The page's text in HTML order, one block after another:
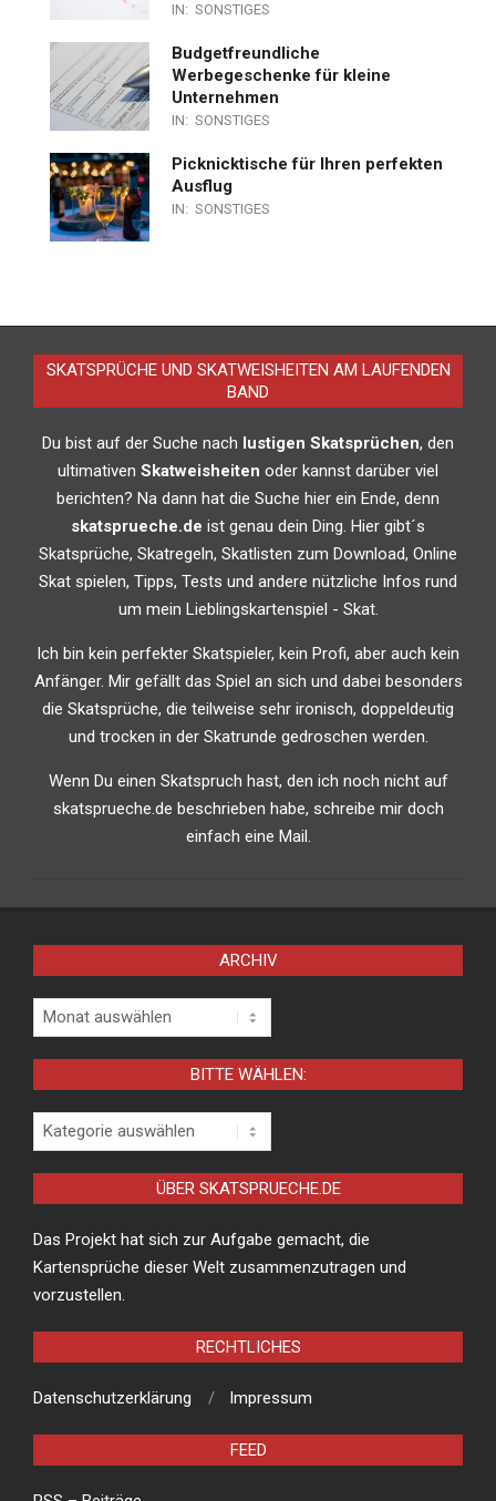
IN: SONSTIGES
Budgetfreundliche
Werbegeschenke für kleine
Unternehmen
IN: SONSTIGES
Picknicktische für Ihren perfekten
Ausflug
IN: SONSTIGES
SKATSPRÜCHE UND SKATWEISHEITEN AM LAUFENDEN
BAND
Du bist auf der Suche nach lustigen Skatsprüchen, den
ultimativen Skatweisheiten oder kannst darüber viel
berichten? Na dann hat die Suche hier ein Ende, denn
skatsprueche.de ist genau dein Ding. Hier gibt´s
Skatsprüche, Skatregeln, Skatlisten zum Download, Online
Skat spielen, Tipps, Tests und andere nützliche Infos rund
um mein Lieblingskartenspiel - Skat.
Ich bin kein perfekter Skatspieler, kein Profi, aber auch kein
Anfänger. Mir gefällt das Spiel an sich und dabei besonders
die Skatsprüche, die teilweise sehr ironisch, doppeldeutig
und trocken in der Skatrunde gedroschen werden.
Wenn Du einen Skatspruch hast, den ich noch nicht auf
skatsprueche.de beschrieben habe, schreibe mir doch
einfach eine Mail.
ARCHIV
Archiv
BITTE WÄHLEN:
Bitte
wählen:
ÜBER SKATSPRUECHE.DE
Das Projekt hat sich zur Aufgabe gemacht, die
Kartensprüche dieser Welt zusammenzutragen und
vorzustellen.
RECHTLICHES
Datenschutzerklärung Impressum
FEED